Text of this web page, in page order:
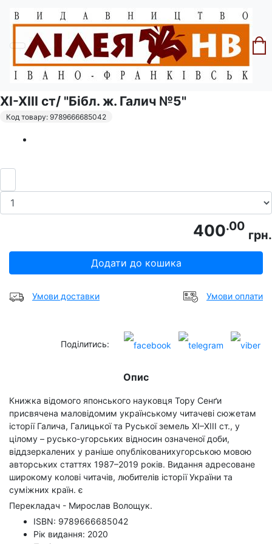
Головна Серія "Галич"
Тору Сенґа. Галич, Галицька та Руська
землі у взаємовідносинах з Угорщиною
XI-XIII ст/ "Бібл. ж. Галич №5"
Код товару: 9789666685042
400.00
грн.
Додати до кошика
Умови доставки Умови оплати
Поділитись:
Опис
Книжка відомого японського науковця Тору Сенґи
присвячена маловідомим українському читачеві сюжетам
історії Галича, Галицької та Руської земель ХІ–ХІІІ ст., у
цілому – русько-угорських відносин означеної доби,
віддзеркалених у раніше опублікованихугорською мовою
авторських статтях 1987–2019 років. Видання адресоване
широкому колові читачів, любителів історії України та
суміжних країн. є
Перекладач - Мирослав Волощук.
ISBN: 9789666685042
Рік видання: 2020